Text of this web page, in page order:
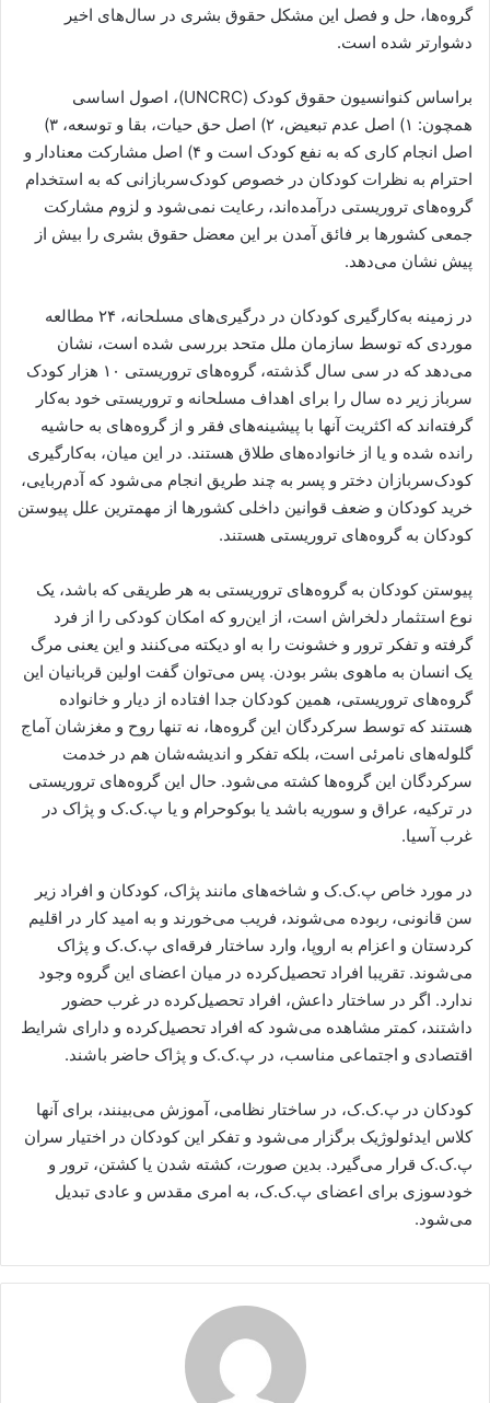
گروه‌ها، حل و فصل این مشکل حقوق بشری در سال‌های اخیر
دشوارتر شده است.
براساس کنوانسیون حقوق کودک (UNCRC)، اصول اساسی
همچون: ۱) اصل عدم تبعیض، ۲) اصل حق حیات، بقا و توسعه، ۳)
اصل انجام کاری که به نفع کودک است و ۴) اصل مشارکت معنادار و
احترام به نظرات کودکان در خصوص کودک‌سربازانی که به استخدام
گروه‌های تروریستی درآمده‌اند، رعایت نمی‌شود و لزوم مشارکت
جمعی کشورها بر فائق آمدن بر این معضل حقوق بشری را بیش از
پیش نشان می‌دهد.
در زمینه به‌کارگیری کودکان در درگیری‌های مسلحانه، ۲۴ مطالعه
موردی که توسط سازمان ملل متحد بررسی شده است، نشان
می‌دهد که در سی سال گذشته، گروه‌های تروریستی ۱۰ هزار کودک
سرباز زیر ده سال را برای اهداف مسلحانه و تروریستی خود به‌کار
گرفته‌اند که اکثریت آنها با پیشینه‌های فقر و از گروه‌های به حاشیه
رانده شده و یا از خانواده‌های طلاق هستند. در این میان، به‌کارگیری
کودک‌سربازان دختر و پسر به چند طریق انجام می‌شود که آدم‌ربایی،
خرید کودکان و ضعف قوانین داخلی کشورها از مهمترین علل پیوستن
کودکان به گروه‌های تروریستی هستند.
پیوستن کودکان به گروه‌های تروریستی به هر طریقی که باشد، یک
نوع استثمار دلخراش است، از این‌رو که امکان کودکی را از فرد
گرفته و تفکر ترور و خشونت را به او دیکته می‌کنند و این یعنی مرگ
یک انسان به ماهوی بشر بودن. پس می‌توان گفت اولین قربانیان این
گروه‌های تروریستی، همین کودکان جدا افتاده از دیار و خانواده
هستند که توسط سرکردگان این گروه‌ها، نه تنها روح و مغزشان آماج
گلوله‌های نامرئی است، بلکه تفکر و اندیشه‌شان هم در خدمت
سرکردگان این گروه‌ها کشته می‌شود. حال این گروه‌های تروریستی
در ترکیه، عراق و سوریه باشد یا بوکوحرام و یا پ.ک.ک و پژاک در
غرب آسیا.
در مورد خاص پ.ک.ک و شاخه‌های مانند پژاک، کودکان و افراد زیر
سن قانونی، ربوده می‌شوند، فریب می‌خورند و به امید کار در اقلیم
کردستان و اعزام به اروپا، وارد ساختار فرقه‌ای پ.ک.ک و پژاک
می‌شوند. تقریبا افراد تحصیل‌کرده در میان اعضای این گروه‌ وجود
ندارد. اگر در ساختار داعش، افراد تحصیل‌کرده در غرب حضور
داشتند، کمتر مشاهده می‌شود که افراد تحصیل‌کرده و دارای شرایط
اقتصادی و اجتماعی مناسب، در پ.ک.ک و پژاک حاضر باشند.
کودکان در پ.ک.ک، در ساختار نظامی، آموزش می‌بینند، برای آنها
کلاس ایدئولوژیک برگزار می‌شود و تفکر این کودکان در اختیار سران
پ.ک.ک قرار می‌گیرد. بدین صورت، کشته شدن یا کشتن، ترور و
خودسوزی برای اعضای پ.ک.ک، به امری مقدس و عادی تبدیل
می‌شود.